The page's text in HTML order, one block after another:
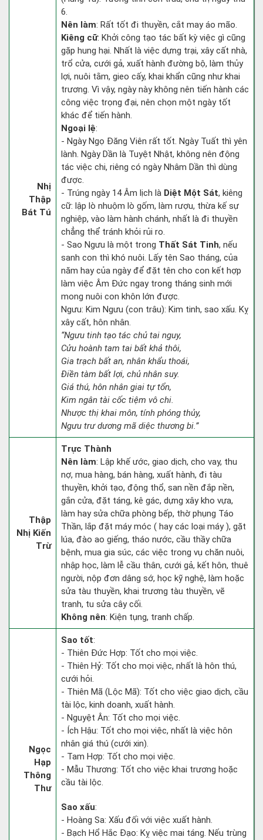
Nhị
Thập
Bát Tú
6.
Nên làm: Rất tốt đi thuyền, cắt may áo mão.
Kiêng cữ: Khởi công tạo tác bất kỳ việc gì cũng
gặp hung hại. Nhất là việc dựng trại, xây cất nhà,
trổ cửa, cưới gả, xuất hành đường bộ, làm thủy
lợi, nuôi tằm, gieo cấy, khai khẩn cũng như khai
trương. Vì vậy, ngày này không nên tiến hành các
công việc trọng đại, nên chọn một ngày tốt
khác để tiến hành.
Ngoại lệ:
- Ngày Ngọ Đăng Viên rất tốt. Ngày Tuất thì yên
lành. Ngày Dần là Tuyệt Nhật, không nên động
tác việc chi, riêng có ngày Nhâm Dần thì dùng
được.
- Trúng ngày 14 Âm lịch là Diệt Một Sát, kiêng
cữ: lập lò nhuộm lò gốm, làm rượu, thừa kế sự
nghiệp, vào làm hành chánh, nhất là đi thuyền
chẳng thể tránh khỏi rủi ro.
- Sao Ngưu là một trong Thất Sát Tinh, nếu
sanh con thì khó nuôi. Lấy tên Sao tháng, của
năm hay của ngày để đặt tên cho con kết hợp
làm việc Âm Đức ngay trong tháng sinh mới
mong nuôi con khôn lớn được.
Ngưu: Kim Ngưu (con trâu): Kim tinh, sao xấu. Kỵ
xây cất, hôn nhân.
“Ngưu tinh tạo tác chủ tai nguy,
Cửu hoành tam tai bất khả thôi,
Gia trạch bất an, nhân khẩu thoái,
Điền tàm bất lợi, chủ nhân suy.
Giá thú, hôn nhân giai tự tổn,
Kim ngân tài cốc tiệm vô chi.
Nhược thị khai môn, tính phóng thủy,
Ngưu trư dương mã diệc thương bi.”
Thập
Nhị Kiến
Trừ
Trực Thành
Nên làm: Lập khế ước, giao dịch, cho vay, thu
nợ, mua hàng, bán hàng, xuất hành, đi tàu
thuyền, khởi tạo, động thổ, san nền đắp nền,
gắn cửa, đặt táng, kê gác, dựng xây kho vựa,
làm hay sửa chữa phòng bếp, thờ phụng Táo
Thần, lắp đặt máy móc ( hay các loại máy ), gặt
lúa, đào ao giếng, tháo nước, cầu thầy chữa
bệnh, mua gia súc, các việc trong vụ chăn nuôi,
nhập học, làm lễ cầu thân, cưới gả, kết hôn, thuê
người, nộp đơn dâng sớ, học kỹ nghệ, làm hoặc
sửa tàu thuyền, khai trương tàu thuyền, vẽ
tranh, tu sửa cây cối.
Không nên: Kiện tụng, tranh chấp.
Ngọc
Hạp
Thông
Thư
Sao tốt:
- Thiên Đức Hợp: Tốt cho mọi việc.
- Thiên Hỷ: Tốt cho mọi việc, nhất là hôn thú,
cưới hỏi.
- Thiên Mã (Lộc Mã): Tốt cho việc giao dịch, cầu
tài lộc, kinh doanh, xuất hành.
- Nguyệt Ân: Tốt cho mọi việc.
- Ích Hậu: Tốt cho mọi việc, nhất là việc hôn
nhân giá thú (cưới xin).
- Tam Hợp: Tốt cho mọi việc.
- Mẫu Thương: Tốt cho việc khai trương hoặc
cầu tài lộc.
Sao xấu:
- Hoàng Sa: Xấu đối với việc xuất hành.
- Bạch Hổ Hắc Đạo: Kỵ việc mai táng. Nếu trùng